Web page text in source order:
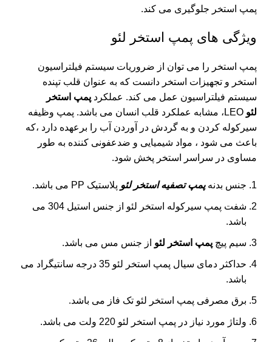
پمپ استخر جلوگیری می کند.
ویژگی های پمپ استخر لئو
پمپ استخر را می توان از ضروریات سیستم فیلتراسیون
استخر و تجهیزات استخر دانست که به عنوان قلب تپنده
سیستم فیلتراسیون عمل می کند. عملکرد پمپ استخر
لئو
LEO، مشابه عملکرد قلب انسان می باشد. پمپ وظیفه
سیرکوله کردن و به گردش در آوردن آب را برعهده دارد ،که
باعث می شود ، مواد شیمیایی و ضدعفونی کننده به طور
مساوی در سراسر استخر پخش شود.
جنس بدنهپمپ تصفیه استخر لئو پلاستیک PP می باشد.
شفت پمپ سیرکوله استخر لئو از جنس استیل 304 می
باشد.
سیم پیچ پمپ استخر لئو از جنس مس می باشد.
حداکثر دمای سیال پمپ استخر لئو 35 درجه سانتیگراد می
باشد.
برق مصرفی پمپ استخر لئو تک فاز می باشد.
ولتاژ مورد نیاز در پمپ استخر لئو 220 ولت می باشد.